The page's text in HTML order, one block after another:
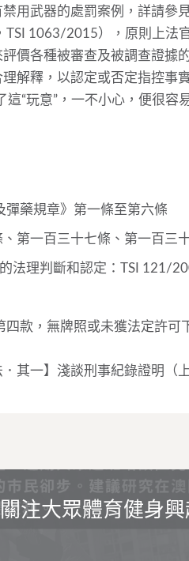
武器的處罰案例，詳請參見
1063/2015），原則上法
價各種被審查及被調查證據
解釋，以認定或否定指控事
這“玩意”，一不小心，便很容
藥規章》第一條至第六條
第一百三十七條、第一百三
法理判斷和認定：TSI 121/
款，無牌照或未獲法定許可
其一】淺談刑事紀錄證明（上
注大眾體育健身